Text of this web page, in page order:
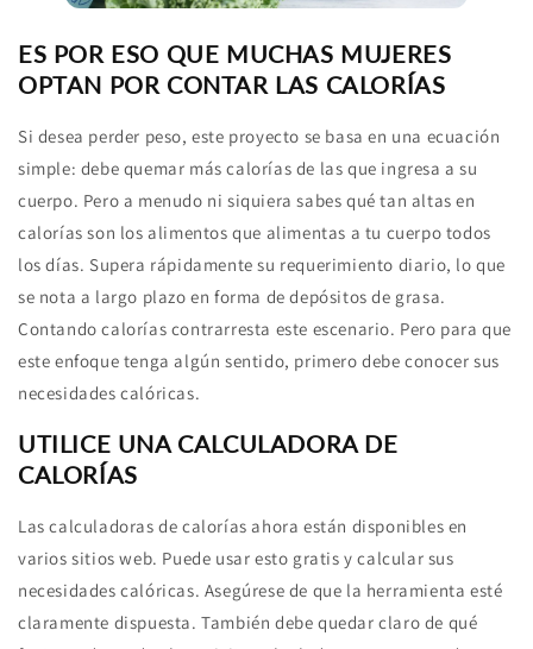
ES POR ESO QUE MUCHAS MUJERES
OPTAN POR CONTAR LAS CALORÍAS
Si desea perder peso, este proyecto se basa en una ecuación
simple: debe quemar más calorías de las que ingresa a su
cuerpo. Pero a menudo ni siquiera sabes qué tan altas en
calorías son los alimentos que alimentas a tu cuerpo todos
los días. Supera rápidamente su requerimiento diario, lo que
se nota a largo plazo en forma de depósitos de grasa.
Contando calorías contrarresta este escenario. Pero para que
este enfoque tenga algún sentido, primero debe conocer sus
necesidades calóricas.
UTILICE UNA CALCULADORA DE
CALORÍAS
Las calculadoras de calorías ahora están disponibles en
varios sitios web. Puede usar esto gratis y calcular sus
necesidades calóricas. Asegúrese de que la herramienta esté
claramente dispuesta. También debe quedar claro de qué